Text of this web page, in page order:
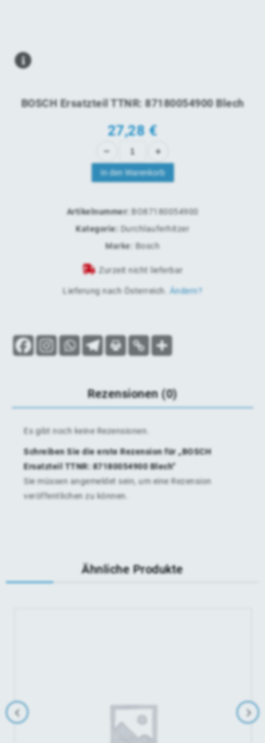
BOSCH Ersatzteil TTNR: 87180054900 Blech
27,28€
In den Warenkorb
Artikelnummer: BO87180054900
Kategorie:
Durchlauferhitzer
Marke:
Bosch
Zurzeit nicht lieferbar
Lieferung nach Österreich Ändern?
Rezensionen (0)
Es gibt noch keine Rezensionen.
Schreiben Sie die erste Rezension für „BOSCH
Ersatzteil TTNR: 87180054900 Blech“
Sie müssen angemeldet sein, um eine Rezension
veröffentlichen zu können.
Ähnliche Produkte